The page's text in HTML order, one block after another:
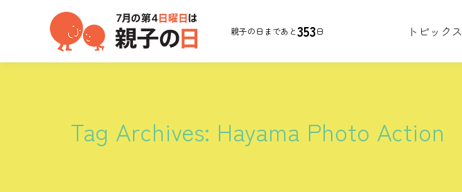
親子の日まであと353日 トピックス
Tag Archives: Hayama Photo Action